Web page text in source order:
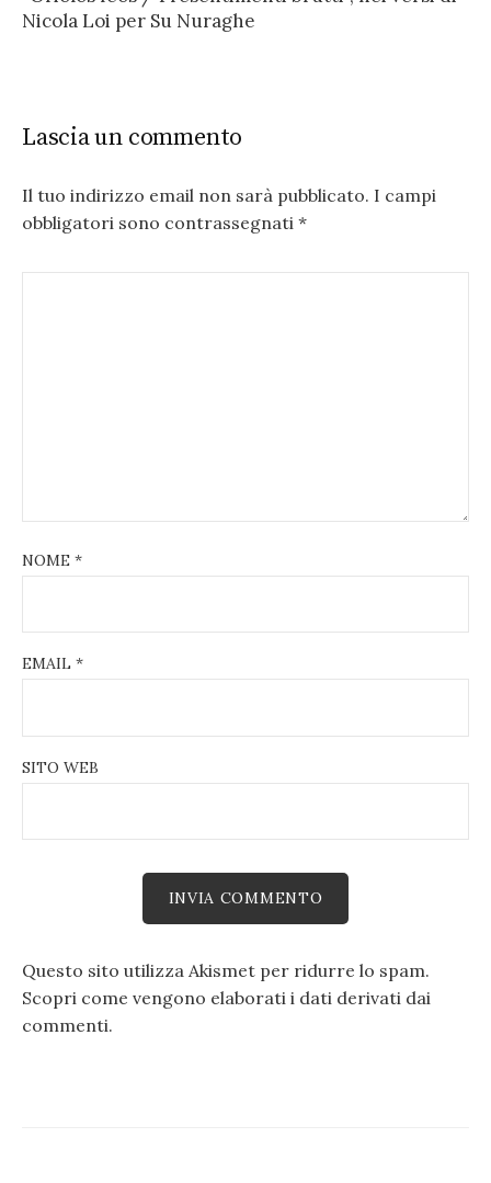
Nicola Loi per Su Nuraghe
Lascia un commento
Il tuo indirizzo email non sarà pubblicato. I campi
obbligatori sono contrassegnati *
NOME *
EMAIL *
SITO WEB
Questo sito utilizza Akismet per ridurre lo spam.
Scopri come vengono elaborati i dati derivati dai
commenti.